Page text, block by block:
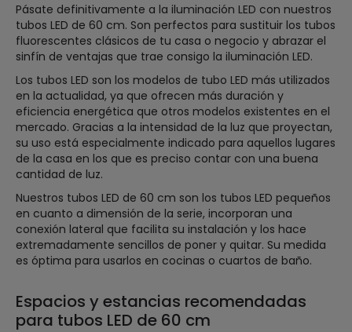
Pásate definitivamente a la iluminación LED con nuestros
tubos LED de 60 cm. Son perfectos para sustituir los tubos
fluorescentes clásicos de tu casa o negocio y abrazar el
sinfín de ventajas que trae consigo la iluminación LED.
Los tubos LED son los modelos de tubo LED más utilizados
en la actualidad, ya que ofrecen más duración y
eficiencia energética que otros modelos existentes en el
mercado. Gracias a la intensidad de la luz que proyectan,
su uso está especialmente indicado para aquellos lugares
de la casa en los que es preciso contar con una buena
cantidad de luz.
Nuestros tubos LED de 60 cm son los tubos LED pequeños
en cuanto a dimensión de la serie, incorporan una
conexión lateral que facilita su instalación y los hace
extremadamente sencillos de poner y quitar. Su medida
es óptima para usarlos en cocinas o cuartos de baño.
Espacios y estancias recomendadas
para tubos LED de 60 cm